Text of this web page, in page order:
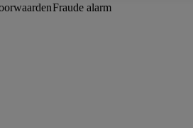
Fraude alarm